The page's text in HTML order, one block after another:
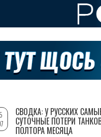
СВОДКА: У РУССКИХ
СУТОЧНЫЕ ПОТЕРИ
ПОЛТОРА МЕСЯЦА